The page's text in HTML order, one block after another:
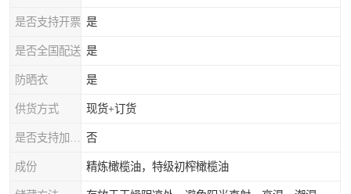
是否支持开票 是
是否全国配送 是
防晒衣 是
供货方式 现货+订货
否
成份 精炼橄榄油，特级初榨橄榄油